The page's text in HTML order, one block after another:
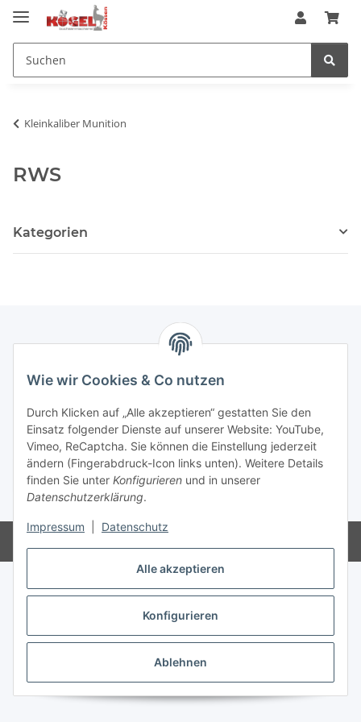
Alle akzeptieren
Konfigurieren
Ablehnen
Wie wir Cookies & Co nutzen
Durch Klicken auf „Alle akzeptieren“ gestatten Sie den
Einsatz folgender Dienste auf unserer Website: YouTube,
Vimeo, ReCaptcha. Sie können die Einstellung jederzeit
ändern (Fingerabdruck-Icon links unten). Weitere Details
finden Sie unter Konfigurieren und in unserer
Datenschutzerklärung.
Impressum Datenschutz
Kleinkaliber Munition
RWS
Kategorien
Gesetzliche Informationen
Vertrag widerrufen
* Alle Preise inkl. gesetzlicher USt., zzgl.